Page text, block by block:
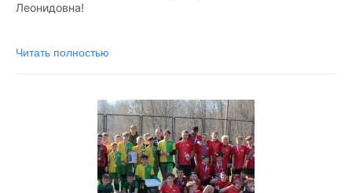
Леонидовна!
Читать полностью